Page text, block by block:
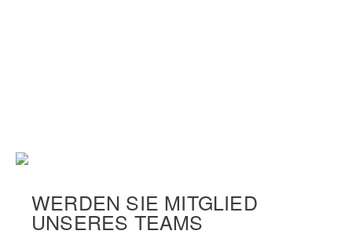
WERDEN SIE MITGLIED
UNSERES TEAMS